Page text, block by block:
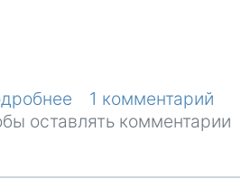
Моя
1 комментарий
оставлять комментарии